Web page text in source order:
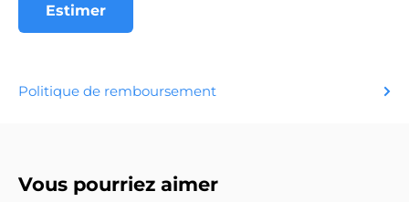
Estimer
Politique de remboursement
Vous pourriez aimer